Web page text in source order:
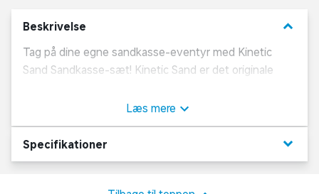
Beskrivelse keyboard_arrow_down
Tag på dine egne sandkasse-eventyr med Kinetic
Sand Sandkasse-sæt! Kinetic Sand er det originale
flyder gennem dine hænder og tørrer aldrig ud, så du
kan lege igen og igen. Med sandkassesættet kan du
nyde sandkasseleg året rundt!
Læs mere
Specifikationer keyboard_arrow_down